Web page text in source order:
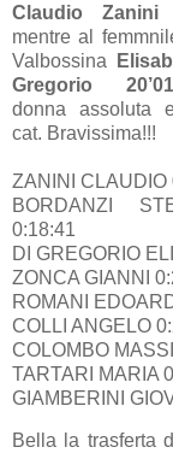
Claudio Zanini
mentre al
Valbossina
Gregorio
donna assoluta
cat. Bravissima!!!
ZANINI CLAUDIO
BORDANZI
0:18:41
DI GREGORIO
ZONCA GIANNI
ROMANI
COLLI ANGELO
COLOMBO
TARTARI MARIA
GIAMBERINI
Bella la trasferta